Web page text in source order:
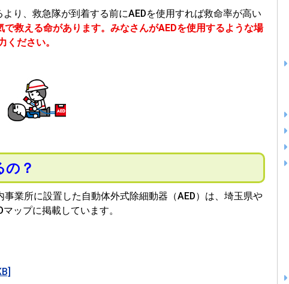
り、救急隊が到着する前にAEDを使用すれば救命率が高い
で救える命があります。みなさんがAEDを使用するような場
ださい。
の？
業所に設置した自動体外式除細動器（AED）は、埼玉県や
ップに掲載しています。